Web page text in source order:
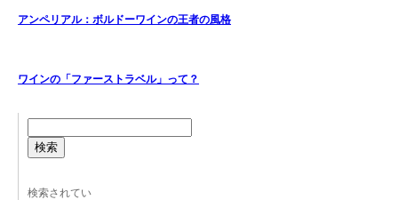
アンペリアル：ボルドーワインの王者の風格
ワインの「ファーストラベル」って？
検索
検索されてい